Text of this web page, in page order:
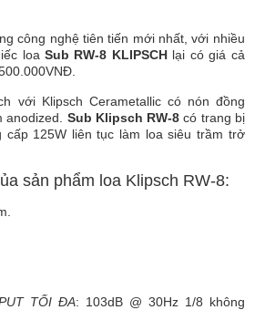
công nghệ tiên tiến mới nhất, với nhiều
loa Sub RW-8 KLIPSCHlại có giá cả
với Klipsch Cerametallic có nón đồng
anodized. Sub Klipsch RW-8 có trang bị
cấp 125W liên tục làm loa siêu trầm trở
sản phẩm loa Klipsch RW-8:
TỐI ĐA: 103dB @ 30Hz 1/8 không